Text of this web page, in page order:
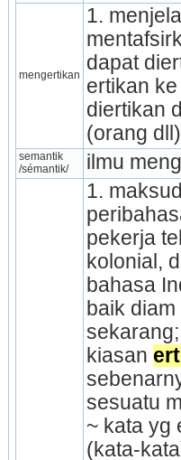
mengertikan
1.
dapat
ertikan
diertikan
(orang
semantik
/sémantik/
ilmu
1.
pekerja
kolonial,
bahasa
baik
kiasan
sesuatu
~ kata yg